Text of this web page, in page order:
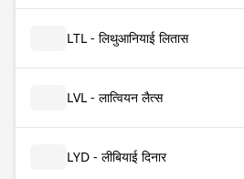
LTL - लिथुआनियाई लितास
LVL - लात्वियन लैत्स
LYD - लीबियाई दिनार